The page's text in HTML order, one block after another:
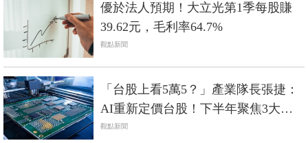
優於法人預期！大立光第1季每股賺
39.62元，毛利率64.7%
觀點新聞
「台股上看5萬5？」產業隊長張捷：
AI重新定價台股！下半年聚焦3大關
鍵零組件
觀點新聞